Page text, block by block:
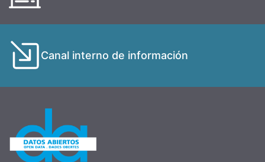
Canal interno de información